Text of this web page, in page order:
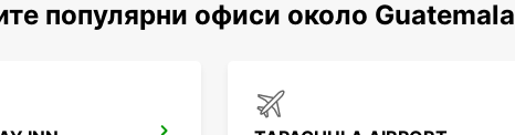
популярни офиси около Guatemala